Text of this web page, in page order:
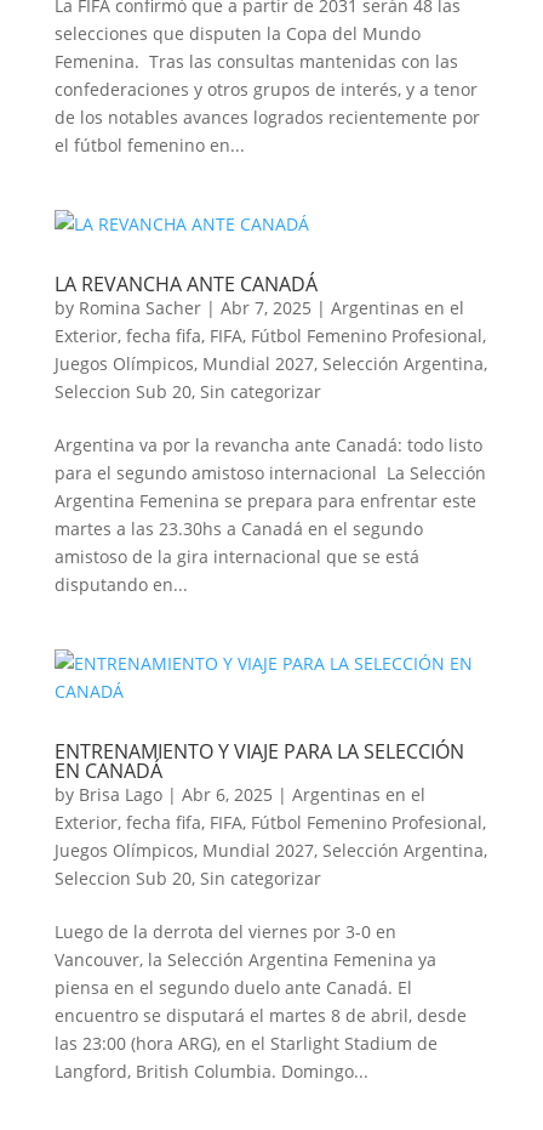
La FIFA confirmó que a partir de 2031 serán 48 las
selecciones que disputen la Copa del Mundo
Femenina. Tras las consultas mantenidas con las
confederaciones y otros grupos de interés, y a tenor
de los notables avances logrados recientemente por
el fútbol femenino en...
LA REVANCHA ANTE CANADÁ
by Romina Sacher| Abr 7, 2025 | Argentinas en el
Exterior, fecha fifa, FIFA, Fútbol Femenino Profesional,
Juegos Olímpicos, Mundial 2027, Selección Argentina,
Seleccion Sub 20, Sin categorizar
Argentina va por la revancha ante Canadá: todo listo
para el segundo amistoso internacional La Selección
Argentina Femenina se prepara para enfrentar este
martes a las 23.30hs a Canadá en el segundo
amistoso de la gira internacional que se está
disputando en...
ENTRENAMIENTO Y VIAJE PARA LA SELECCIÓN
EN CANADÁ
by Brisa Lago| Abr 6, 2025 | Argentinas en el
Exterior, fecha fifa, FIFA, Fútbol Femenino Profesional,
Juegos Olímpicos, Mundial 2027, Selección Argentina,
Seleccion Sub 20, Sin categorizar
Luego de la derrota del viernes por 3-0 en
Vancouver, la Selección Argentina Femenina ya
piensa en el segundo duelo ante Canadá. El
encuentro se disputará el martes 8 de abril, desde
las 23:00 (hora ARG), en el Starlight Stadium de
Langford, British Columbia. Domingo...